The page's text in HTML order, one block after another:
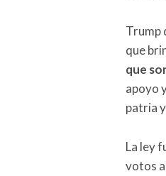
Trump
que
que
apoyo
patria
La ley
votos